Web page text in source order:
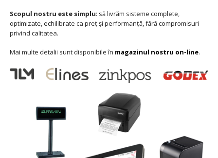
Scopul nostru este simplu: să livrăm sisteme complete,
optimizate, echilibrate ca preț și performanță, fără compromisuri
privind calitatea.
Mai multe detalii sunt disponibile în magazinul nostru on-line.